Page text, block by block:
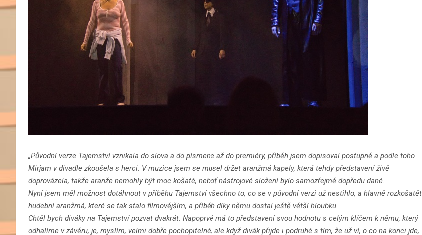
„Původní verze Tajemství vznikala do slova a do písmene až do premiéry, příběh jsem dopisoval postupně a podle toho
Mirjam v divadle zkoušela s herci. V muzice jsem se musel držet aranžmá kapely, která tehdy představení živě
doprovázela, takže aranže nemohly být moc košaté, neboť nástrojové složení bylo samozřejmě dopředu dané.
Nyní jsem měl možnost dotáhnout v příběhu Tajemství všechno to, co se v původní verzi už nestihlo, a hlavně rozkošatět
hudební aranžmá, které se tak stalo filmovějším, a příběh díky němu dostal ještě větší hloubku.
Chtěl bych diváky na Tajemství pozvat dvakrát. Napoprvé má to představení svou hodnotu s celým klíčem k němu, který
odhalíme v závěru, je, myslím, velmi dobře pochopitelné, ale když divák přijde i podruhé s tím, že už ví, o co na konci jde,